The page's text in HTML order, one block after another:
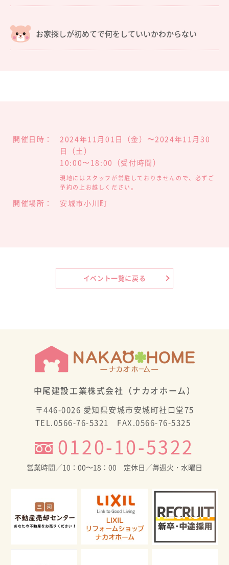
お家探しが初めてで何をしていいかわからない
開催日時
2024年11月01日（金）〜2024年11月30
日（土）
10:00〜18:00（受付時間）
現地にはスタッフが常駐しておりませんので、必ずご
予約の上お越しください。
開催場所 安城市小川町
イベント一覧に戻る
中尾建設工業株式会社（ナカオホーム）
〒446-0026 愛知県安城市安城町社口堂75
TEL.0566-76-5321 FAX.0566-76-5325
0120-10-5322
営業時間／10：00〜18：00 定休日／毎週火・水曜日